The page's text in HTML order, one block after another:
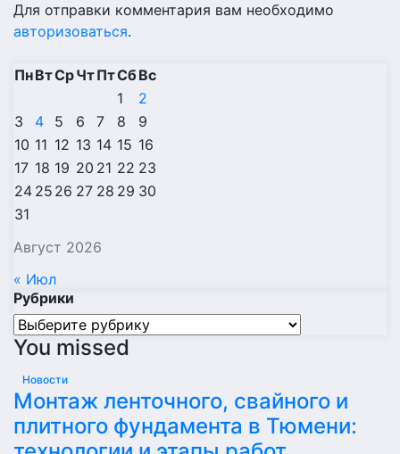
Для отправки комментария вам необходимо
авторизоваться.
Август 2026
ПнВтСрЧтПтСбВс
1
2
3
4 5 6 7 8
9
10 11 12 13 14 15 16
17 18 19 20 21 22 23
24 25 26 27 28 29 30
31
« Июл
Рубрики
Рубрики
You missed
Новости
Монтаж ленточного, свайного и
плитного фундамента в Тюмени: